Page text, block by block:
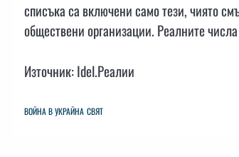
списъка са включени само тези, чиято
обществени организации. Реалните
Източник: Idel.Реалии
ВОЙНА В УКРАЙНА СВЯТ